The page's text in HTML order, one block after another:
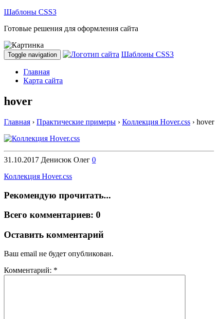
Шаблоны CSS3
Готовые решения для оформления сайта
Toggle navigation Шаблоны CSS3
Главная
Карта сайта
hover
Главная › Практические примеры › Коллекция Hover.css › hover
31.10.2017 Денисюк Олег 0
Коллекция Hover.css
Рекомендую прочитать...
Всего комментариев: 0
Оставить комментарий
Ваш email не будет опубликован.
Комментарий: *